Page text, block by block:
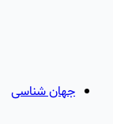
جهان شناسی